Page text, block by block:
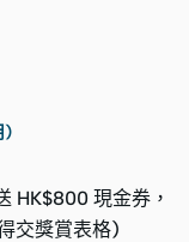
)
HK$800 現金券，
交獎賞表格)